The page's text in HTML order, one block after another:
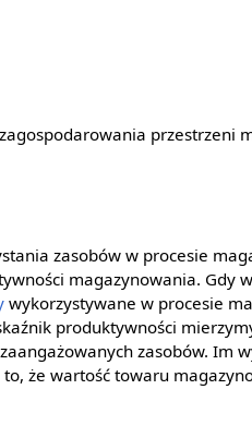
przestrzeni
zasobów w procesie
magazynowania. Gdy
wykorzystywane w procesie
produktywności
zasobów. Im
że wartość towaru